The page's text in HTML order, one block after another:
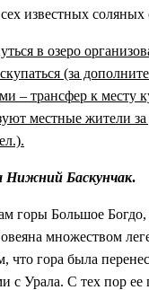
известных соляных
в озеро
(за
– трансфер к месту
местные жители
Нижний Баскунчак.
горы Большое
множеством
что гора была
с Урала. С тех пор ее